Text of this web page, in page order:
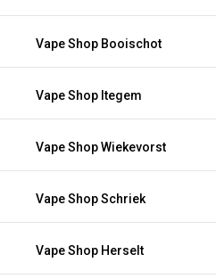
Vape Shop Booischot
Vape Shop Itegem
Vape Shop Wiekevorst
Vape Shop Schriek
Vape Shop Herselt